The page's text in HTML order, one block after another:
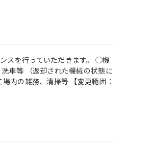
スを行っていただきます。 ◯機
車等 （返却された機械の状態に
内の雑務、清掃等 【変更範囲：